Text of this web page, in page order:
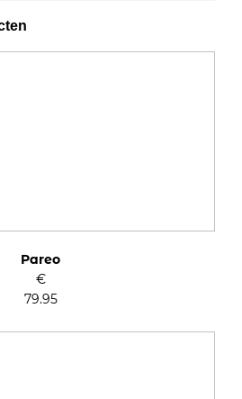
niet geschikt voor de droger
Pareo
€
79.95